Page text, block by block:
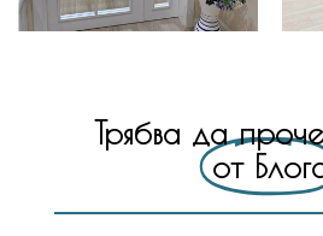
Трябва да
от